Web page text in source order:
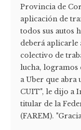
Provincia de
aplicación de
todos sus autos
deberá aplicarle
colectivo de
lucha,
a Uber que abra
CUIT", le dijo a
titular de la
(FAREM).